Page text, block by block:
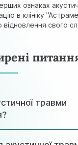
ознаках
в клініку
відновлення свого
травми